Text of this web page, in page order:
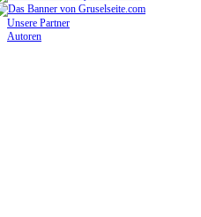
Unsere Partner
Autoren